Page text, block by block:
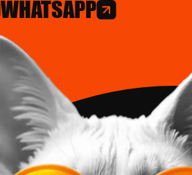
WHATSAPP